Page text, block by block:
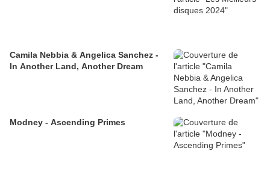
Camila Nebbia & Angelica Sanchez -
In Another Land, Another Dream
Modney - Ascending Primes